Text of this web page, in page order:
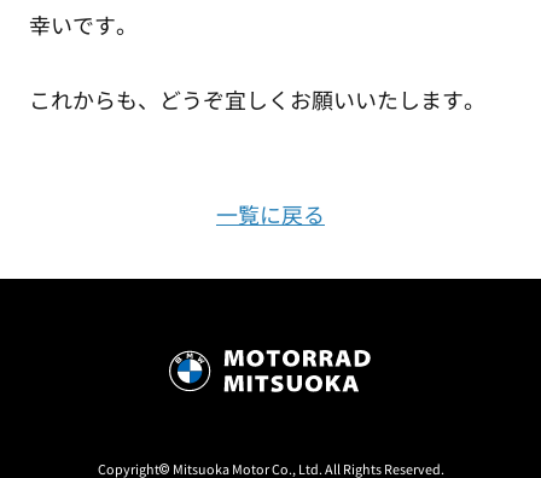
幸いです。
これからも、どうぞ宜しくお願いいたします。
一覧に戻る
Copyright© Mitsuoka Motor Co., Ltd. All Rights Reserved.